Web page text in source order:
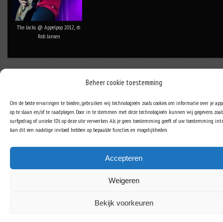
Beheer cookie toestemming
Om de beste ervaringen te bieden, gebruiken wij technologieën zoals cookies om informatie over je
op te slaan en/of te raadplegen. Door in te stemmen met deze technologieën kunnen wij gegevens
surfgedrag of unieke ID's op deze site verwerken. Als je geen toestemming geeft of uw toestemming
kan dit een nadelige invloed hebben op bepaalde functies en mogelijkheden.
Accepteren
Weigeren
Bekijk voorkeuren
The Jacks @ Appelpop 2012, ©
Rob Jansen